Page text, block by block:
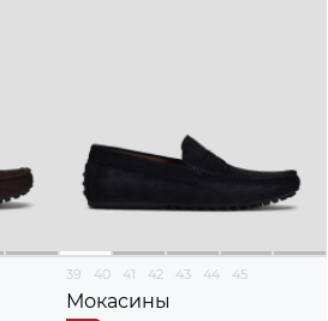
39 40 41 42 43 44 45
Мокасины